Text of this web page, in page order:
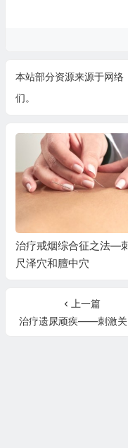
本站部分资源来源于网
们。
治疗戒烟综合征之法—
尺泽穴和膻中穴
上一篇
治疗遗尿顽疾——刺激关门穴